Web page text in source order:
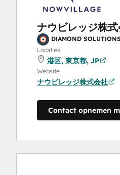
ナウビレッジ株
DIAMOND
Locaties
港区, 東京都, JP
Website
ナウビレッジ株式会社
Contact opnemen